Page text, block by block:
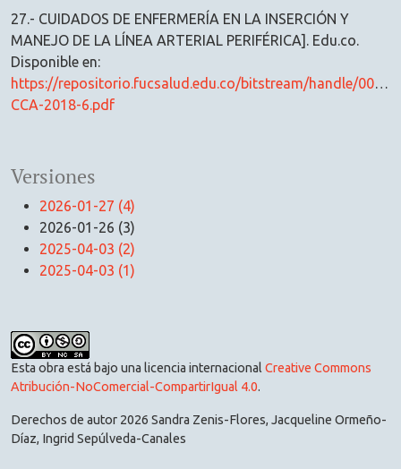
Versiones
2026-01-27 (4)
2026-01-26 (3)
2025-04-03 (2)
2025-04-03 (1)
27.- CUIDADOS DE ENFERMERÍA EN LA INSERCIÓN Y
MANEJO DE LA LÍNEA ARTERIAL PERIFÉRICA]. Edu.co.
Disponible en:
https://repositorio.fucsalud.edu.co/bitstream/handle/001/
CCA-2018-6.pdf
Esta obra está bajo una licencia internacional Creative Commons
Atribución-NoComercial-CompartirIgual 4.0.
Derechos de autor 2026 Sandra Zenis-Flores, Jacqueline Ormeño-
Díaz, Ingrid Sepúlveda-Canales